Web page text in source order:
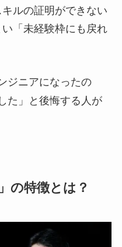
ルの証明ができない
「未経験枠にも戻れ
ジニアになったの
た」と後悔する人が
の特徴とは？